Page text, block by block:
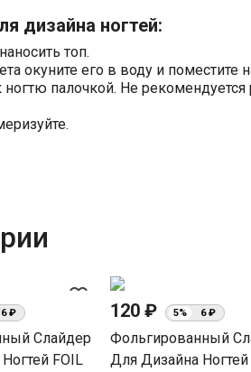
дизайна ногтей:
топ.
окуните его в воду и поместите
палочкой. Не
favorite_border
6 ₽
Слайдер
FOIL
120 ₽ 5% 6 ₽
Фольгированный
Для Дизайна Ногтей